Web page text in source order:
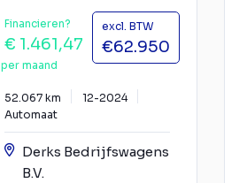
Financieren?
€ 1.461,47
per maand
excl. BTW
€62.950
52.067 km
12-2024
Automaat
Derks Bedrijfswagens
B.V.